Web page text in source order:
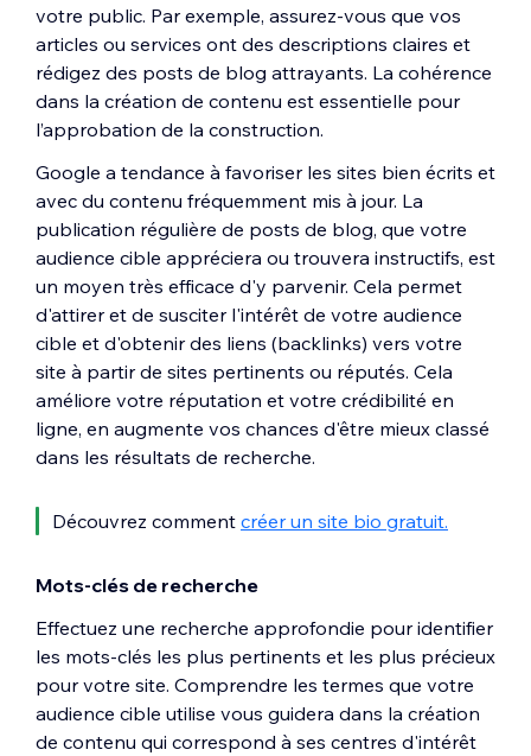
votre public. Par exemple, assurez-vous que vos
articles ou services ont des descriptions claires et
rédigez des posts de blog attrayants. La cohérence
dans la création de contenu est essentielle pour
l’approbation de la construction.
Google a tendance à favoriser les sites bien écrits et
avec du contenu fréquemment mis à jour. La
publication régulière de posts de blog, que votre
audience cible appréciera ou trouvera instructifs, est
un moyen très efficace d'y parvenir. Cela permet
d'attirer et de susciter l'intérêt de votre audience
cible et d'obtenir des liens (backlinks) vers votre
site à partir de sites pertinents ou réputés. Cela
améliore votre réputation et votre crédibilité en
ligne, en augmente vos chances d'être mieux classé
dans les résultats de recherche.
Découvrez comment créer un site bio gratuit.
Mots-clés de recherche
Effectuez une recherche approfondie pour identifier
les mots‑clés les plus pertinents et les plus précieux
pour votre site. Comprendre les termes que votre
audience cible utilise vous guidera dans la création
de contenu qui correspond à ses centres d'intérêt